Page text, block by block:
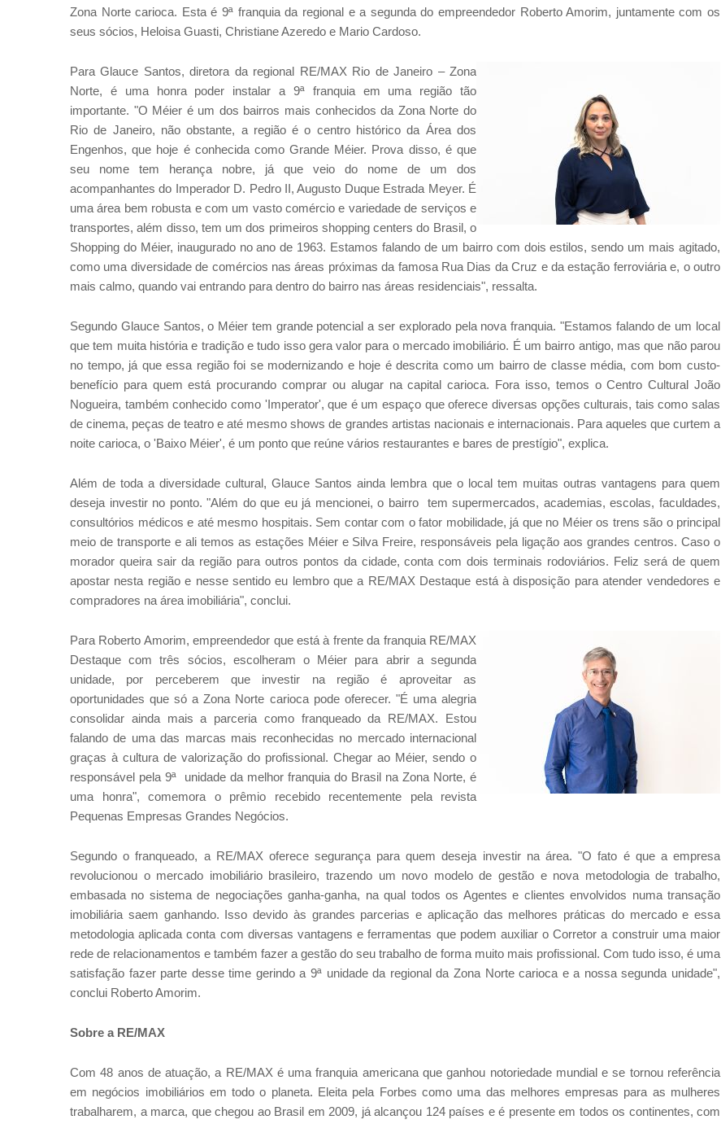
Zona Norte carioca. Esta é 9ª franquia da regional e a segunda do empreendedor Roberto Amorim, juntamente com os
seus sócios, Heloisa Guasti, Christiane Azeredo e Mario Cardoso.
Para Glauce Santos, diretora da regional RE/MAX Rio de Janeiro – Zona
Norte, é uma honra poder instalar a 9ª franquia em uma região tão
importante. "O Méier é um dos bairros mais conhecidos da Zona Norte do
Rio de Janeiro, não obstante, a região é o centro histórico da Área dos
Engenhos, que hoje é conhecida como Grande Méier. Prova disso, é que
seu nome tem herança nobre, já que veio do nome de um dos
acompanhantes do Imperador D. Pedro II, Augusto Duque Estrada Meyer. É
uma área bem robusta e com um vasto comércio e variedade de serviços e
transportes, além disso, tem um dos primeiros shopping centers do Brasil, o
Shopping do Méier, inaugurado no ano de 1963. Estamos falando de um bairro com dois estilos, sendo um mais agitado,
como uma diversidade de comércios nas áreas próximas da famosa Rua Dias da Cruz e da estação ferroviária e, o outro
mais calmo, quando vai entrando para dentro do bairro nas áreas residenciais", ressalta.
Segundo Glauce Santos, o Méier tem grande potencial a ser explorado pela nova franquia. "Estamos falando de um local
que tem muita história e tradição e tudo isso gera valor para o mercado imobiliário. É um bairro antigo, mas que não parou
no tempo, já que essa região foi se modernizando e hoje é descrita como um bairro de classe média, com bom custo-
benefício para quem está procurando comprar ou alugar na capital carioca. Fora isso, temos o Centro Cultural João
Nogueira, também conhecido como 'Imperator', que é um espaço que oferece diversas opções culturais, tais como salas
de cinema, peças de teatro e até mesmo shows de grandes artistas nacionais e internacionais. Para aqueles que curtem a
noite carioca, o 'Baixo Méier', é um ponto que reúne vários restaurantes e bares de prestígio", explica.
Além de toda a diversidade cultural, Glauce Santos ainda lembra que o local tem muitas outras vantagens para quem
deseja investir no ponto. "Além do que eu já mencionei, o bairro tem supermercados, academias, escolas, faculdades,
consultórios médicos e até mesmo hospitais. Sem contar com o fator mobilidade, já que no Méier os trens são o principal
meio de transporte e ali temos as estações Méier e Silva Freire, responsáveis pela ligação aos grandes centros. Caso o
morador queira sair da região para outros pontos da cidade, conta com dois terminais rodoviários. Feliz será de quem
apostar nesta região e nesse sentido eu lembro que a RE/MAX Destaque está à disposição para atender vendedores e
compradores na área imobiliária", conclui.
Para Roberto Amorim, empreendedor que está à frente da franquia RE/MAX
Destaque com três sócios, escolheram o Méier para abrir a segunda
unidade, por perceberem que investir na região é aproveitar as
oportunidades que só a Zona Norte carioca pode oferecer. "É uma alegria
consolidar ainda mais a parceria como franqueado da RE/MAX. Estou
falando de uma das marcas mais reconhecidas no mercado internacional
graças à cultura de valorização do profissional. Chegar ao Méier, sendo o
responsável pela 9ª unidade da melhor franquia do Brasil na Zona Norte, é
uma honra", comemora o prêmio recebido recentemente pela revista
Pequenas Empresas Grandes Negócios.
Segundo o franqueado, a RE/MAX oferece segurança para quem deseja investir na área. "O fato é que a empresa
revolucionou o mercado imobiliário brasileiro, trazendo um novo modelo de gestão e nova metodologia de trabalho,
embasada no sistema de negociações ganha-ganha, na qual todos os Agentes e clientes envolvidos numa transação
imobiliária saem ganhando. Isso devido às grandes parcerias e aplicação das melhores práticas do mercado e essa
metodologia aplicada conta com diversas vantagens e ferramentas que podem auxiliar o Corretor a construir uma maior
rede de relacionamentos e também fazer a gestão do seu trabalho de forma muito mais profissional. Com tudo isso, é uma
satisfação fazer parte desse time gerindo a 9ª unidade da regional da Zona Norte carioca e a nossa segunda unidade",
conclui Roberto Amorim.
Sobre a RE/MAX
Com 48 anos de atuação, a RE/MAX é uma franquia americana que ganhou notoriedade mundial e se tornou referência
em negócios imobiliários em todo o planeta. Eleita pela Forbes como uma das melhores empresas para as mulheres
trabalharem, a marca, que chegou ao Brasil em 2009, já alcançou 124 países e é presente em todos os continentes, com